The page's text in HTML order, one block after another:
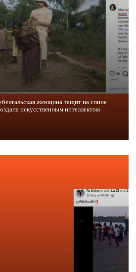
женщина тащит на спине
искусственным интеллектом